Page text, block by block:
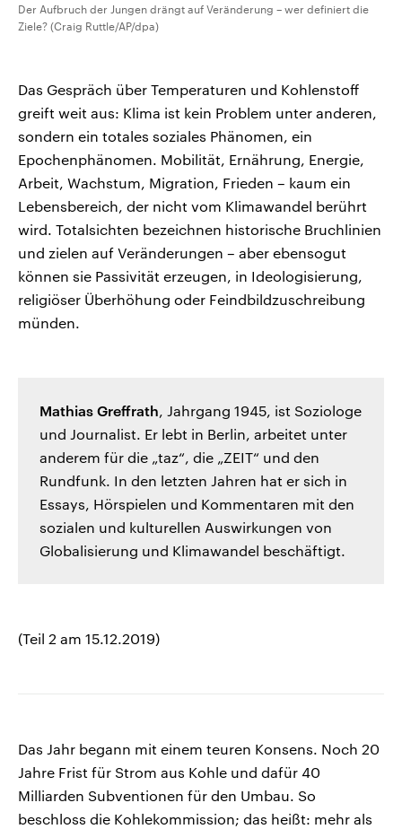
Der Aufbruch der Jungen drängt auf Veränderung – wer definiert die
Ziele? (Craig Ruttle/AP/dpa)
Das Gespräch über Temperaturen und Kohlenstoff
greift weit aus: Klima ist kein Problem unter anderen,
sondern ein totales soziales Phänomen, ein
Epochenphänomen. Mobilität, Ernährung, Energie,
Arbeit, Wachstum, Migration, Frieden – kaum ein
Lebensbereich, der nicht vom Klimawandel berührt
wird. Totalsichten bezeichnen historische Bruchlinien
und zielen auf Veränderungen – aber ebensogut
können sie Passivität erzeugen, in Ideologisierung,
religiöser Überhöhung oder Feindbildzuschreibung
münden.
Mathias Greffrath, Jahrgang 1945, ist Soziologe
und Journalist. Er lebt in Berlin, arbeitet unter
anderem für die „taz“, die „ZEIT“ und den
Rundfunk. In den letzten Jahren hat er sich in
Essays, Hörspielen und Kommentaren mit den
sozialen und kulturellen Auswirkungen von
Globalisierung und Klimawandel beschäftigt.
(Teil 2 am 15.12.2019)
Das Jahr begann mit einem teuren Konsens. Noch 20
Jahre Frist für Strom aus Kohle und dafür 40
Milliarden Subventionen für den Umbau. So
beschloss die Kohlekommission; das heißt: mehr als